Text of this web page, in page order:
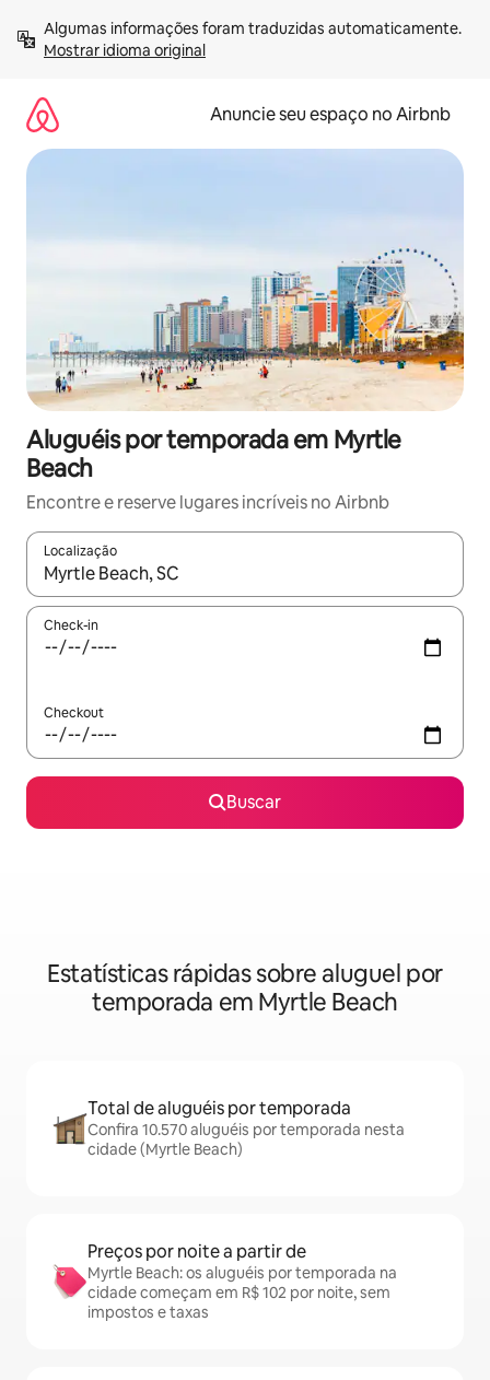
para
Mostrar idioma original
Anuncie seu espaço no Airbnb
Aluguéis por temporada em Myrtle
Beach
Encontre e reserve lugares incríveis no Airbnb
Localização
Quando os resultados estiverem disponíveis, explore-os
Check-in
Checkout
Buscar
Estatísticas rápidas sobre aluguel por
temporada em Myrtle Beach
Total de aluguéis por temporada
Confira 10.570 aluguéis por temporada nesta
cidade (Myrtle Beach)
Preços por noite a partir de
Myrtle Beach: os aluguéis por temporada na
cidade começam em R$ 102 por noite, sem
impostos e taxas